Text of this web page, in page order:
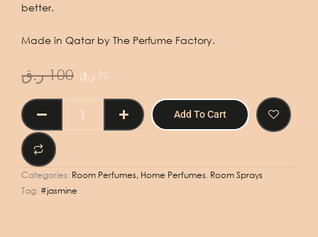
better.
Made in Qatar by The Perfume Factory.
100 ر.ق
Original
price
was:
70 ر.ق Current
price
is:
SPRAY
JASMINE
بخاخ
الياسمين
Add To Cart
Categories: Room Perfumes, Home Perfumes, Room Sprays
Tag: #jasmine